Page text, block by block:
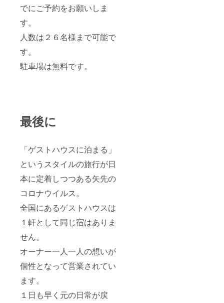
でにご予約をお願いしま
す。
人数は２６名様まで可能で
す。
駐車場は無料です。
最後に
「ゲストハウスに泊まる」
というスタイルの旅行が日
本に定着しつつある矢先の
コロナウイルス。
全国にあるゲストハウスは
１軒として同じ宿はありま
せん。
オーナー一人一人の想いが
個性となって営業されてい
ます。
１日も早く元の日常が戻